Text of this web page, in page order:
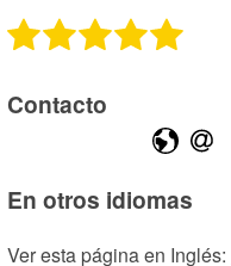
Contacto
En otros idiomas
Ver esta página en Inglés: